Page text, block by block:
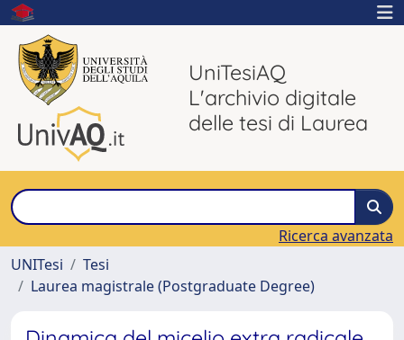
UniTesiAQ
L'archivio digitale
delle tesi di Laurea
Ricerca avanzata
UNITesi
Tesi
Laurea magistrale (Postgraduate Degree)